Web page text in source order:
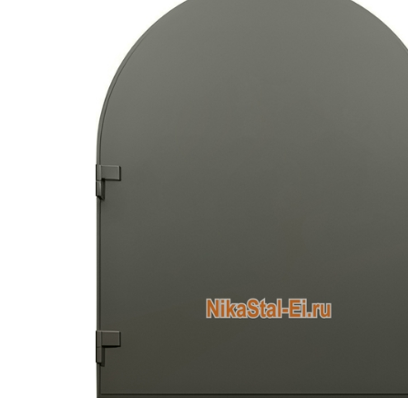
ДВЕРИ СПЕЦНАЗНАЧЕНИЯ
МЕТАЛЛИЧЕСКИЕ ЛЮКИ
МЕТАЛЛИЧЕСКИЕ ВОРОТА
МЕТАЛЛИЧЕСКИЕ ИЗДЕЛИЯ
Двери
Двери с